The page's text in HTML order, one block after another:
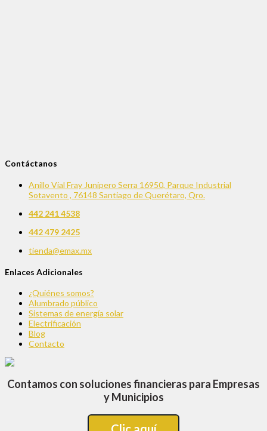
Contáctanos
Anillo Vial Fray Junipero Serra 16950, Parque Industrial
Sotavento , 76148 Santiago de Querétaro, Qro.
442 241 4538
442 479 2425
tienda@emax.mx
Enlaces Adicionales
¿Quiénes somos?
Alumbrado público
Sistemas de energía solar
Electrificación
Blog
Contacto
Contamos con soluciones financieras para Empresas
y Municipios